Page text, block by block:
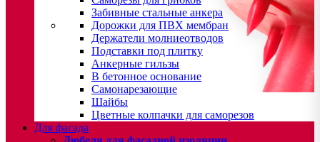
Забивные стальные анкера
Дорожки для ПВХ мембран
Держатели молниеотводов
Подставки под плитку
Анкерные гильзы
В бетонное основание
Самонарезающие
Шайбы
Цветные колпачки для саморезов
Для фасада